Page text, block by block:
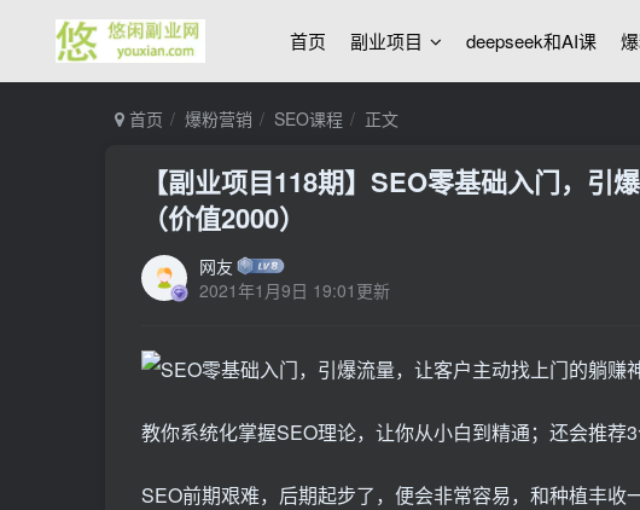
首页 副业项目 deepseek和AI课
首页 爆粉营销 SEO课程 正文
【副业项目118期】SEO零基础入门，引
（价值2000）
网友
2021年1月9日 19:01更新
教你系统化掌握SEO理论，让你从小白到精通；还会推荐
SEO前期艰难，后期起步了，便会非常容易，和种植丰